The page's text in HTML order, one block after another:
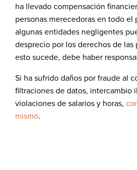
ha llevado compensación
personas merecedoras en todo el
algunas entidades negligentes
desprecio por los derechos de las
esto sucede, debe haber
Si ha sufrido daños por fraude al
filtraciones de datos, intercambio
violaciones de salarios y horas,
mismo.